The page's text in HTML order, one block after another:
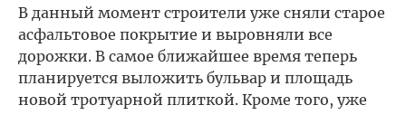
В данный момент строители уже сняли старое
асфальтовое покрытие и выровняли все
дорожки. В самое ближайшее время теперь
планируется выложить бульвар и площадь
новой тротуарной плиткой. Кроме того, уже